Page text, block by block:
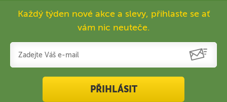
Každý týden nové akce a slevy, přihlaste se ať
vám nic neuteče.
PŘIHLÁSIT